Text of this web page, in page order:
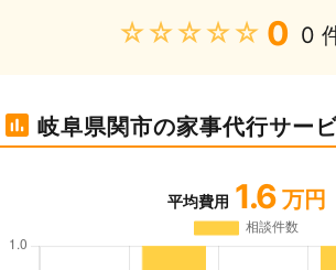
★★★★★ 0 0
岐阜県関市の家事代行サー
平均費用 1.6 万円